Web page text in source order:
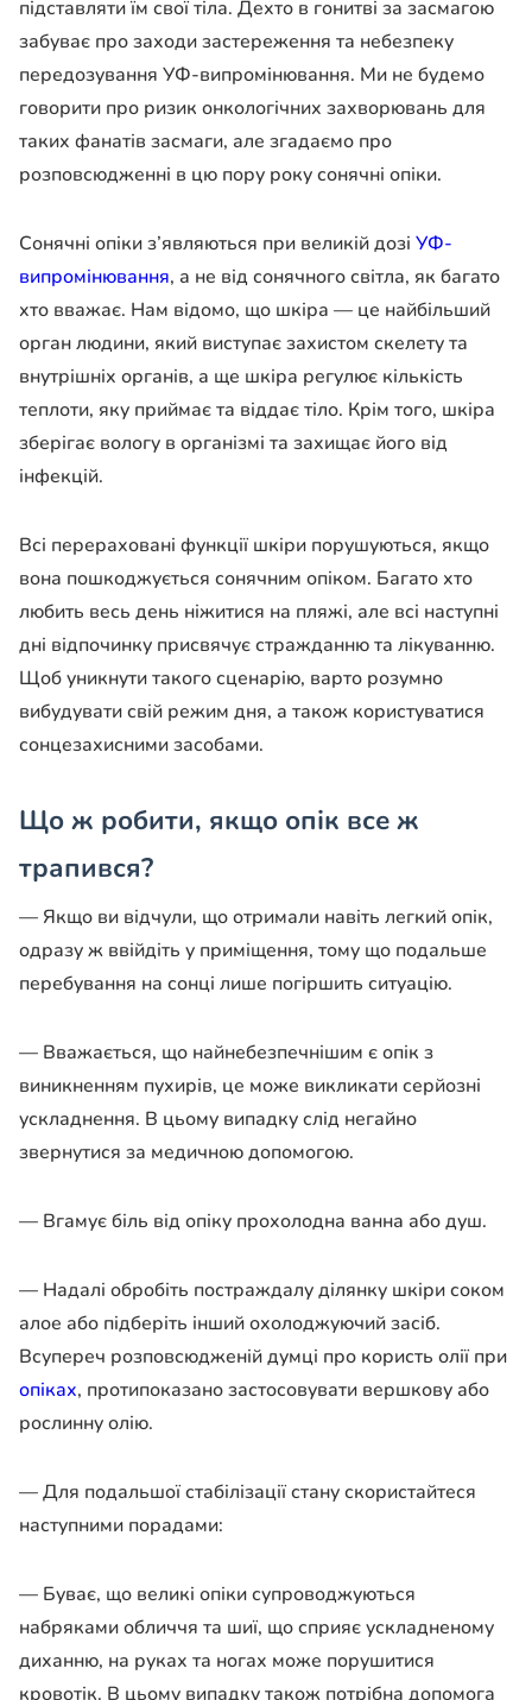
підставляти їм свої тіла. Дехто в гонитві за засмагою
забуває про заходи застереження та небезпеку
передозування УФ-випромінювання. Ми не будемо
говорити про ризик онкологічних захворювань для
таких фанатів засмаги, але згадаємо про
розповсюдженні в цю пору року сонячні опіки.
Сонячні опіки з’являються при великій дозі УФ-
випромінювання, а не від сонячного світла, як багато
хто вважає. Нам відомо, що шкіра — це найбільший
орган людини, який виступає захистом скелету та
внутрішніх органів, а ще шкіра регулює кількість
теплоти, яку приймає та віддає тіло. Крім того, шкіра
зберігає вологу в організмі та захищає його від
інфекцій.
Всі перераховані функції шкіри порушуються, якщо
вона пошкоджується сонячним опіком. Багато хто
любить весь день ніжитися на пляжі, але всі наступні
дні відпочинку присвячує стражданню та лікуванню.
Щоб уникнути такого сценарію, варто розумно
вибудувати свій режим дня, а також користуватися
сонцезахисними засобами.
Що ж робити, якщо опік все ж
трапився?
— Якщо ви відчули, що отримали навіть легкий опік,
одразу ж ввійдіть у приміщення, тому що подальше
перебування на сонці лише погіршить ситуацію.
— Вважається, що найнебезпечнішим є опік з
виникненням пухирів, це може викликати серйозні
ускладнення. В цьому випадку слід негайно
звернутися за медичною допомогою.
— Вгамує біль від опіку прохолодна ванна або душ.
— Надалі обробіть постраждалу ділянку шкіри соком
алое або підберіть інший охолоджуючий засіб.
Всупереч розповсюдженій думці про користь олії при
опіках, протипоказано застосовувати вершкову або
рослинну олію.
— Для подальшої стабілізації стану скористайтеся
наступними порадами:
— Буває, що великі опіки супроводжуються
набряками обличчя та шиї, що сприяє ускладненому
диханню, на руках та ногах може порушитися
кровотік. В цьому випадку також потрібна допомога